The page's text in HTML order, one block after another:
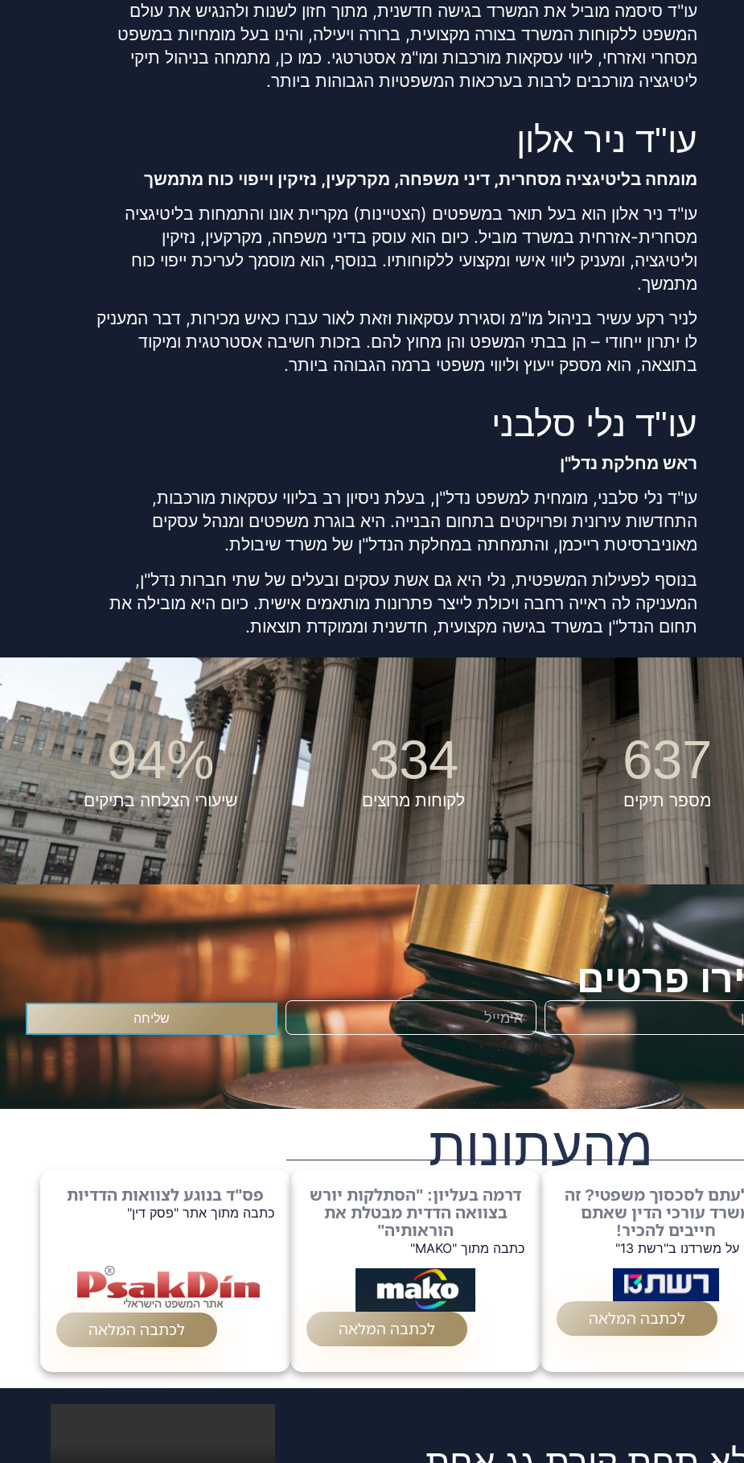
עו"ד סיסמה מוביל את המשרד בגישה חדשנית, מתוך חזון לשנות ולהנגיש את עולם
המשפט ללקוחות המשרד בצורה מקצועית, ברורה ויעילה, והינו בעל מומחיות במשפט
מסחרי ואזרחי, ליווי עסקאות מורכבות ומו"מ אסטרטגי. כמו כן, מתמחה בניהול תיקי
ליטיגציה מורכבים לרבות בערכאות המשפטיות הגבוהות ביותר.
עו"ד ניר אלון
מומחה בליטיגציה מסחרית, דיני משפחה, מקרקעין, נזיקין וייפוי כוח מתמשך
עו"ד ניר אלון הוא בעל תואר במשפטים (הצטיינות) מקריית אונו והתמחות בליטיגציה
מסחרית-אזרחית במשרד מוביל. כיום הוא עוסק בדיני משפחה, מקרקעין, נזיקין
וליטיגציה, ומעניק ליווי אישי ומקצועי ללקוחותיו. בנוסף, הוא מוסמך לעריכת ייפוי כוח
מתמשך.
לניר רקע עשיר בניהול מו"מ וסגירת עסקאות וזאת לאור עברו כאיש מכירות, דבר המעניק
לו יתרון ייחודי – הן בבתי המשפט והן מחוץ להם. בזכות חשיבה אסטרטגית ומיקוד
בתוצאה, הוא מספק ייעוץ וליווי משפטי ברמה הגבוהה ביותר.
עו"ד נלי סלבני
ראש מחלקת נדל"ן
עו"ד נלי סלבני, מומחית למשפט נדל"ן, בעלת ניסיון רב בליווי עסקאות מורכבות,
התחדשות עירונית ופרויקטים בתחום הבנייה. היא בוגרת משפטים ומנהל עסקים
מאוניברסיטת רייכמן, והתמחתה במחלקת הנדל"ן של משרד שיבולת.
בנוסף לפעילות המשפטית, נלי היא גם אשת עסקים ובעלים של שתי חברות נדל"ן,
המעניקה לה ראייה רחבה ויכולת לייצר פתרונות מותאמים אישית. כיום היא מובילה את
תחום הנדל"ן במשרד בגישה מקצועית, חדשנית וממוקדת תוצאות.
מספר תיקים
637
לקוחות מרוצים
334
שיעורי הצלחה בתיקים
%
94
פרטים
שליחה
מהעתונות
לסכסוך משפטי? זה
עורכי הדין שאתם
חייבים להכיר!
משרדנו ב"רשת 13"
לכתבה המלאה
דרמה בעליון: "הסתלקות יורש
בצוואה הדדית מבטלת את
הוראותיה"
כתבה מתוך "MAKO"
לכתבה המלאה
פס"ד בנוגע לצוואות הדדיות
כתבה מתוך אתר "פסק דין"
לכתבה המלאה